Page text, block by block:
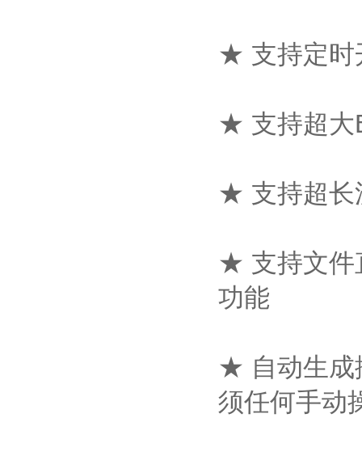
★ 支持定时
★ 支持超大
★ 支持超长
★ 支持文件
功能
★ 自动生成
须任何手动